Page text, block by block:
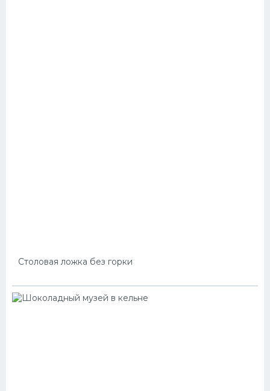
Столовая ложка без горки